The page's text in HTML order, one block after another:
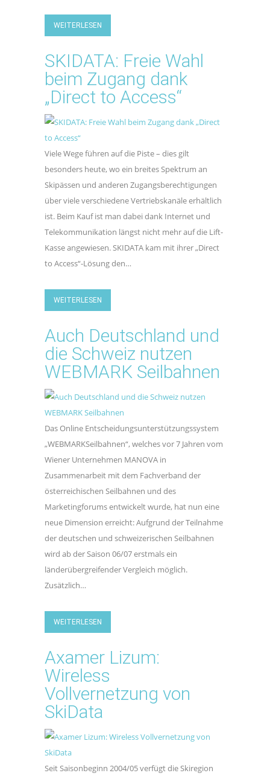
WEITERLESEN
SKIDATA: Freie Wahl
beim Zugang dank
„Direct to Access“
Viele Wege führen auf die Piste – dies gilt
besonders heute, wo ein breites Spektrum an
Skipässen und anderen Zugangsberechtigungen
über viele verschiedene Vertriebskanäle erhältlich
ist. Beim Kauf ist man dabei dank Internet und
Telekommunikation längst nicht mehr auf die Lift-
Kasse angewiesen. SKIDATA kam mit ihrer „Direct
to Access“-Lösung den…
WEITERLESEN
Auch Deutschland und
die Schweiz nutzen
WEBMARK Seilbahnen
Das Online Entscheidungsunterstützungssystem
„WEBMARKSeilbahnen“, welches vor 7 Jahren vom
Wiener Unternehmen MANOVA in
Zusammenarbeit mit dem Fachverband der
österreichischen Seilbahnen und des
Marketingforums entwickelt wurde, hat nun eine
neue Dimension erreicht: Aufgrund der Teilnahme
der deutschen und schweizerischen Seilbahnen
wird ab der Saison 06/07 erstmals ein
länderübergreifender Vergleich möglich.
Zusätzlich…
WEITERLESEN
Axamer Lizum:
Wireless
Vollvernetzung von
SkiData
Seit Saisonbeginn 2004/05 verfügt die Skiregion